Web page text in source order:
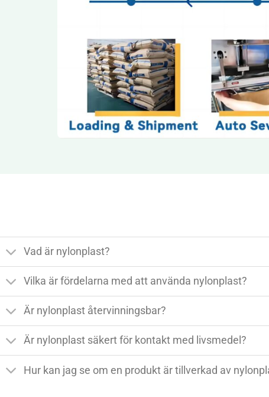
Vad är nylonplast?
Vilka är fördelarna med att använda nylonplast?
Är nylonplast återvinningsbar?
Är nylonplast säkert för kontakt med livsmedel?
Hur kan jag se om en produkt är tillverkad av